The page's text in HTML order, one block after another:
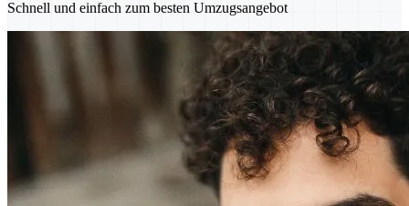
Schnell und einfach zum besten Umzugsangebot